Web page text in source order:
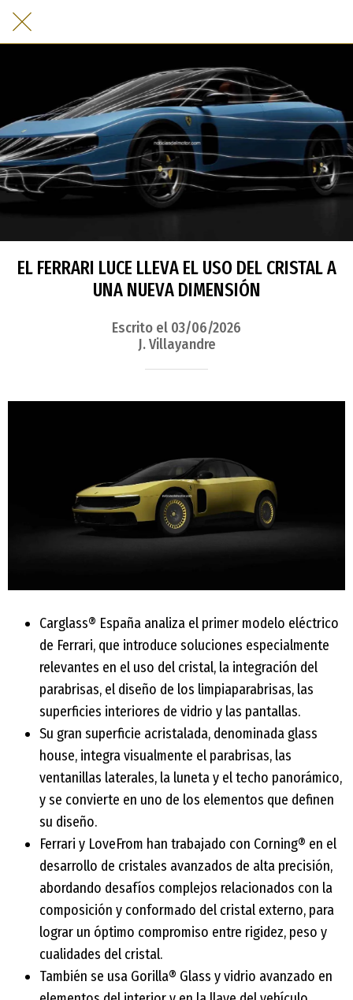
EL FERRARI LUCE LLEVA EL USO DEL CRISTAL A
UNA NUEVA DIMENSIÓN
Escrito el 03/06/2026
J. Villayandre
Carglass® España analiza el primer modelo eléctrico
de Ferrari, que introduce soluciones especialmente
relevantes en el uso del cristal, la integración del
parabrisas, el diseño de los limpiaparabrisas, las
superficies interiores de vidrio y las pantallas.
Su gran superficie acristalada, denominada glass
house, integra visualmente el parabrisas, las
ventanillas laterales, la luneta y el techo panorámico,
y se convierte en uno de los elementos que definen
su diseño.
Ferrari y LoveFrom han trabajado con Corning® en el
desarrollo de cristales avanzados de alta precisión,
abordando desafíos complejos relacionados con la
composición y conformado del cristal externo, para
lograr un óptimo compromiso entre rigidez, peso y
cualidades del cristal.
También se usa Gorilla® Glass y vidrio avanzado en